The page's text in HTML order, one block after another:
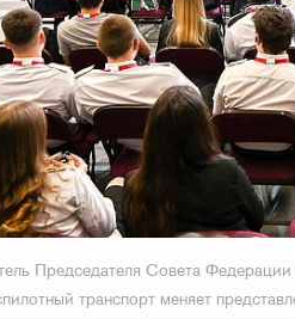
Председателя Совета
транспорт меняет